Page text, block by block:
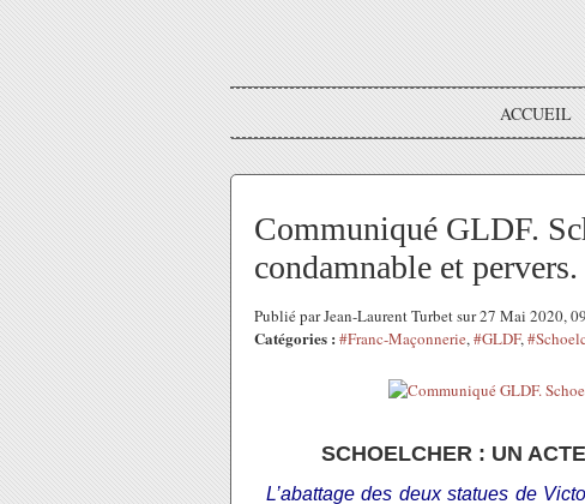
ACCUEIL
Communiqué GLDF.
condamnable et pervers.
Publié par Jean-Laurent Turbet sur 27 Mai 2020,
Catégories : #Franc-Maçonnerie,#GLDF,
SCHOELCHER : UN
L’abattage des deux statues de